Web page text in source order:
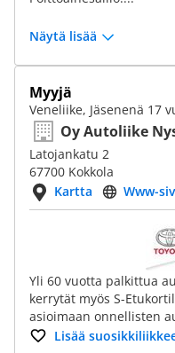
Näytä lisää
Myyjä
Veneliike, Jäsenenä 17
Oy Autoliike
Latojankatu 2
67700 Kokkola
Kartta
Www-
Yli 60 vuotta palkittua
kerrytät myös S-
asioimaan onnellisten
Lisää